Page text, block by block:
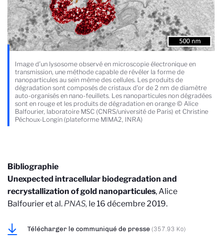
Image d’un lysosome observé en microscopie électronique en
transmission, une méthode capable de révéler la forme de
nanoparticules au sein même des cellules. Les produits de
dégradation sont composés de cristaux d’or de 2 nm de diamètre
auto-organisés en nano-feuillets. Les nanoparticules non dégradées
sont en rouge et les produits de dégradation en orange © Alice
Balfourier, laboratoire MSC (CNRS/université de Paris) et Christine
Péchoux-Longin (plateforme MIMA2, INRA)
Bibliographie
Unexpected intracellular biodegradation and
recrystallization of gold nanoparticules, Alice
Balfourier et al. PNAS, le 16 décembre 2019.
Télécharger le communiqué de presse (357.93 Ko)